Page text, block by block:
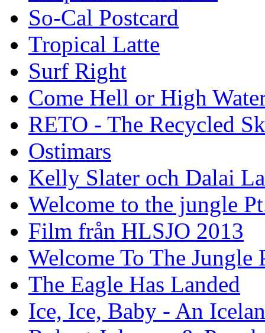
So-Cal Postcard
Tropical Latte
Surf Right
Come Hell or High
RETO - The Recycled
Ostimars
Kelly Slater och Dalai
Welcome to the jungle
Film från HLSJO 2013
Welcome To The Jungle
The Eagle Has Landed
Ice, Ice, Baby - An